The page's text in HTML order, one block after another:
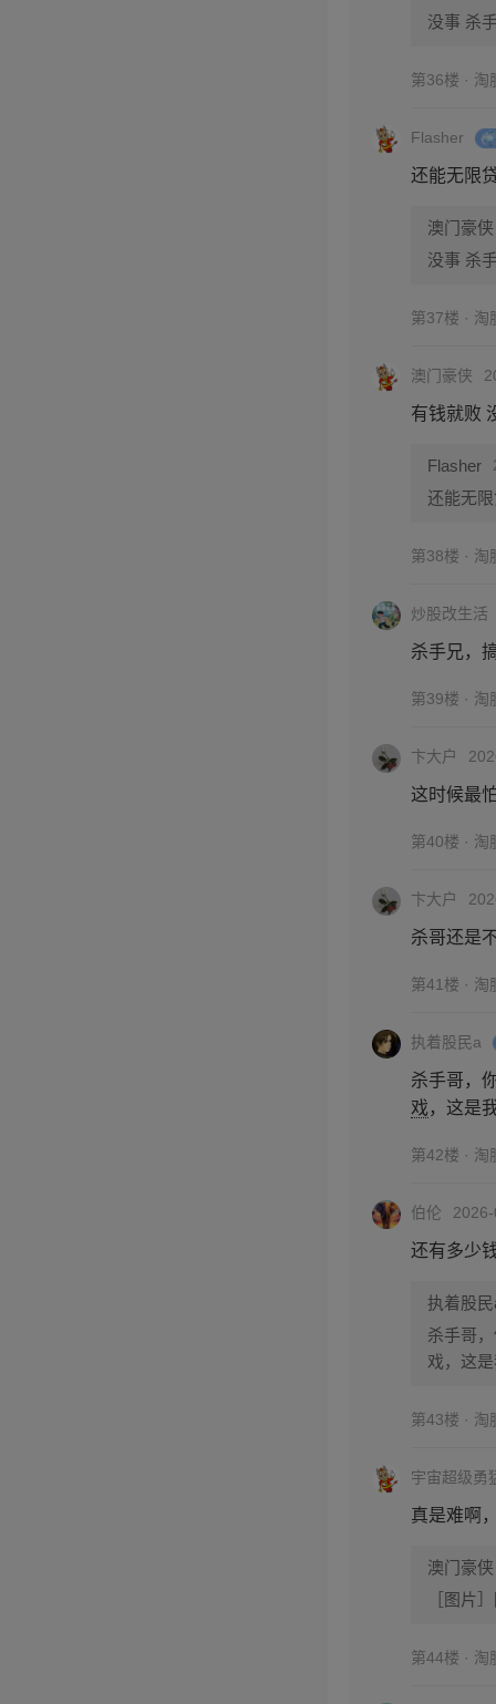
没事 杀
第36楼 · 淘
Flasher
还能无限
澳门豪侠
没事 杀
第37楼 · 淘
澳门豪侠
有钱就败
Flasher
还能无
第38楼 · 淘
炒股改生活
杀手兄，
第39楼 · 淘
卞大户
这时候最
第40楼 · 淘
卞大户
杀哥还是
第41楼 · 淘
执着股民a
杀手哥，
戏 ，这是
第42楼 · 淘
伯伦
还有多少
执着股
杀手哥
戏，这
第43楼 · 淘
宇宙超级勇
真是难啊
澳门豪侠
第44楼 · 淘